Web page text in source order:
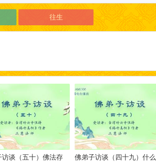
往生
访谈（五十）佛法存
佛弟子访谈（四十九）什么